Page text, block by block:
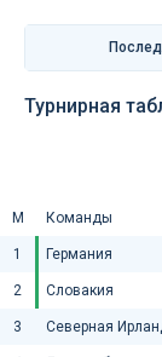
Турнирная
М Команды
1 Германия
2 Словакия
3 Северная